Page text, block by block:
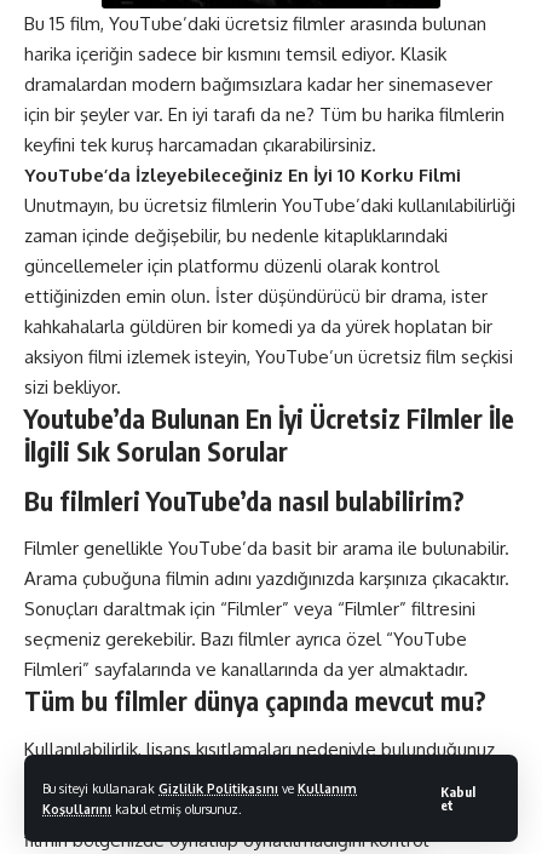
Bu siteyi kullanarak Gizlilik Politikasını ve Kullanım
Koşullarını kabul etmiş olursunuz.
Kabul
et
Bu 15 film, YouTube’daki ücretsiz filmler arasında bulunan
harika içeriğin sadece bir kısmını temsil ediyor. Klasik
dramalardan modern bağımsızlara kadar her sinemasever
için bir şeyler var. En iyi tarafı da ne? Tüm bu harika filmlerin
keyfini tek kuruş harcamadan çıkarabilirsiniz.
YouTube’da İzleyebileceğiniz En İyi 10 Korku Filmi
Unutmayın, bu ücretsiz filmlerin YouTube’daki kullanılabilirliği
zaman içinde değişebilir, bu nedenle kitaplıklarındaki
güncellemeler için platformu düzenli olarak kontrol
ettiğinizden emin olun. İster düşündürücü bir drama, ister
kahkahalarla güldüren bir komedi ya da yürek hoplatan bir
aksiyon filmi izlemek isteyin, YouTube’un ücretsiz film seçkisi
sizi bekliyor.
Youtube’da Bulunan En İyi Ücretsiz Filmler İle
İlgili Sık Sorulan Sorular
Bu filmleri YouTube’da nasıl bulabilirim?
Filmler genellikle YouTube’da basit bir arama ile bulunabilir.
Arama çubuğuna filmin adını yazdığınızda karşınıza çıkacaktır.
Sonuçları daraltmak için “Filmler” veya “Filmler” filtresini
seçmeniz gerekebilir. Bazı filmler ayrıca özel “YouTube
Filmleri” sayfalarında ve kanallarında da yer almaktadır.
Tüm bu filmler dünya çapında mevcut mu?
Kullanılabilirlik, lisans kısıtlamaları nedeniyle bulunduğunuz
yere bağlı olarak değişebilir. Bazı filmler yalnızca belirli
ülkelerde görüntülenebilir. Oynat’a tıklamadan önce bir
filmin bölgenizde oynatılıp oynatılmadığını kontrol